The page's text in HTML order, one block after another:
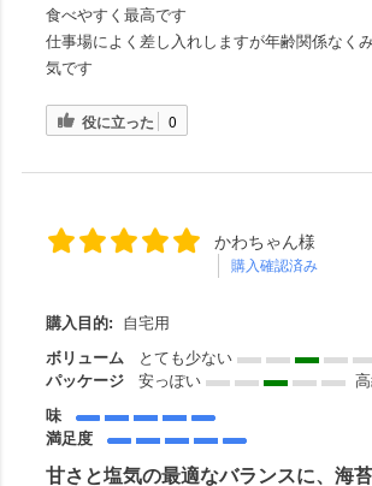
食べやすく最高です
仕事場によく差し入れしますが年齢関係なく
気です
役に立った 0
かわちゃん様
購入確認済み
購入目的:
自宅用
ボリューム
とても少ない
パッケージ
安っぽい
味
満足度
甘さと塩気の最適なバランスに、海